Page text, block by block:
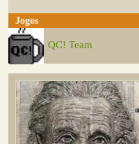
Jogos
QC! Team